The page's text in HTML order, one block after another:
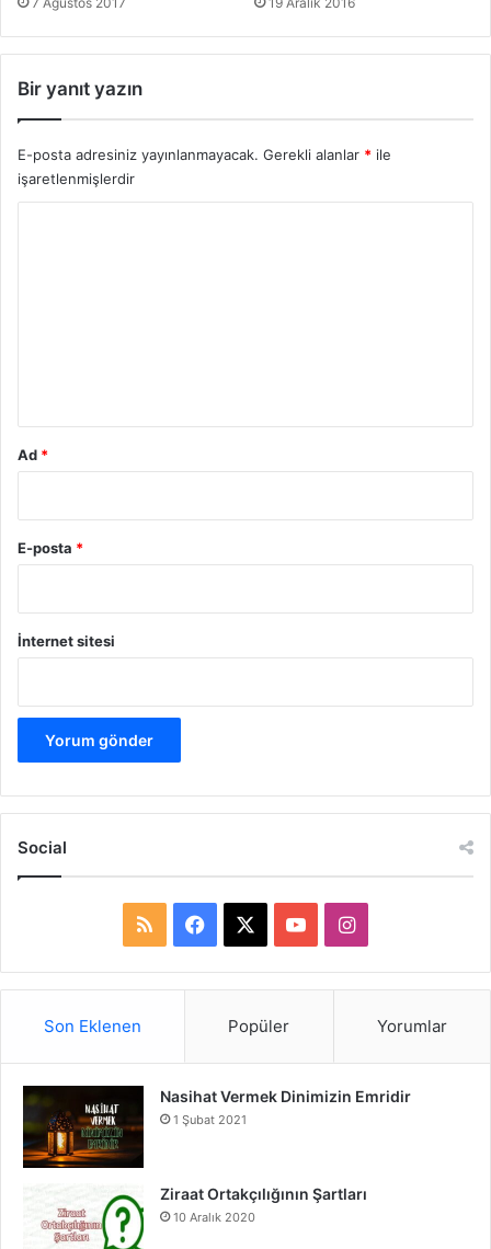
Bir yanıt yazın
E-posta adresiniz yayınlanmayacak. Gerekli alanlar * ile
işaretlenmişlerdir
Ad *
E-posta *
İnternet sitesi
Social
S
a
b
o
o
u
e
I
n
a
r
Son Eklenen Popüler Yorumlar
Nasihat Vermek Dinimizin Emridir
1 Şubat 2021
Ziraat Ortakçılığının Şartları
10 Aralık 2020